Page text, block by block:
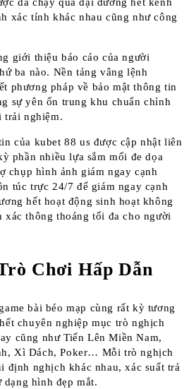
xác tính khác nhau cũng như công
giới thiệu báo cáo của người
ba nào. Nền tảng vâng lệnh
phương pháp về bảo mật thông tin
sự yên ổn trung khu chuẩn chỉnh
trải nghiệm.
của kubet 88 us được cập nhật liên
phần nhiều lựa sắm mối đe dọa
chụp hình ảnh giám ngay cạnh
túc trực 24/7 để giám ngay cạnh
hết hoạt động sinh hoạt không
xác thông thoáng tối đa cho người
Chơi Hấp Dẫn
bài béo mạp cùng rất kỳ tương
chuyên nghiệp mục trò nghịch
cũng như Tiến Lên Miền Nam,
Xì Dách, Poker… Mỗi trò nghịch
định nghịch khác nhau, xác suất trả
dạng hình đẹp mắt.